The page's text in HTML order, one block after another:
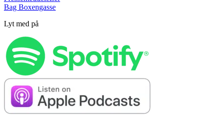
Bag Boxengasse
Lyt med på